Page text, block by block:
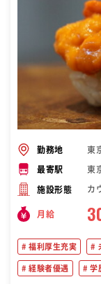
勤務地 東
最寄駅 東
施設形態 カ
月給
福利厚生充実
経験者優遇 学